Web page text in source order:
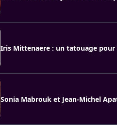
Iris Mittenaere : un tatouage
Sonia Mabrouk et Jean-Michel